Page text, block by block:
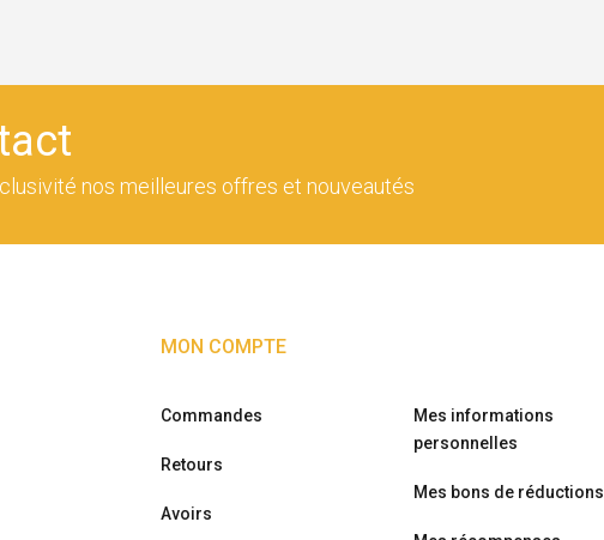
nos meilleures offres et nouveautés
MON COMPTE
Commandes
Retours
Avoirs
Mes informations
personnelles
Mes bons de réductions